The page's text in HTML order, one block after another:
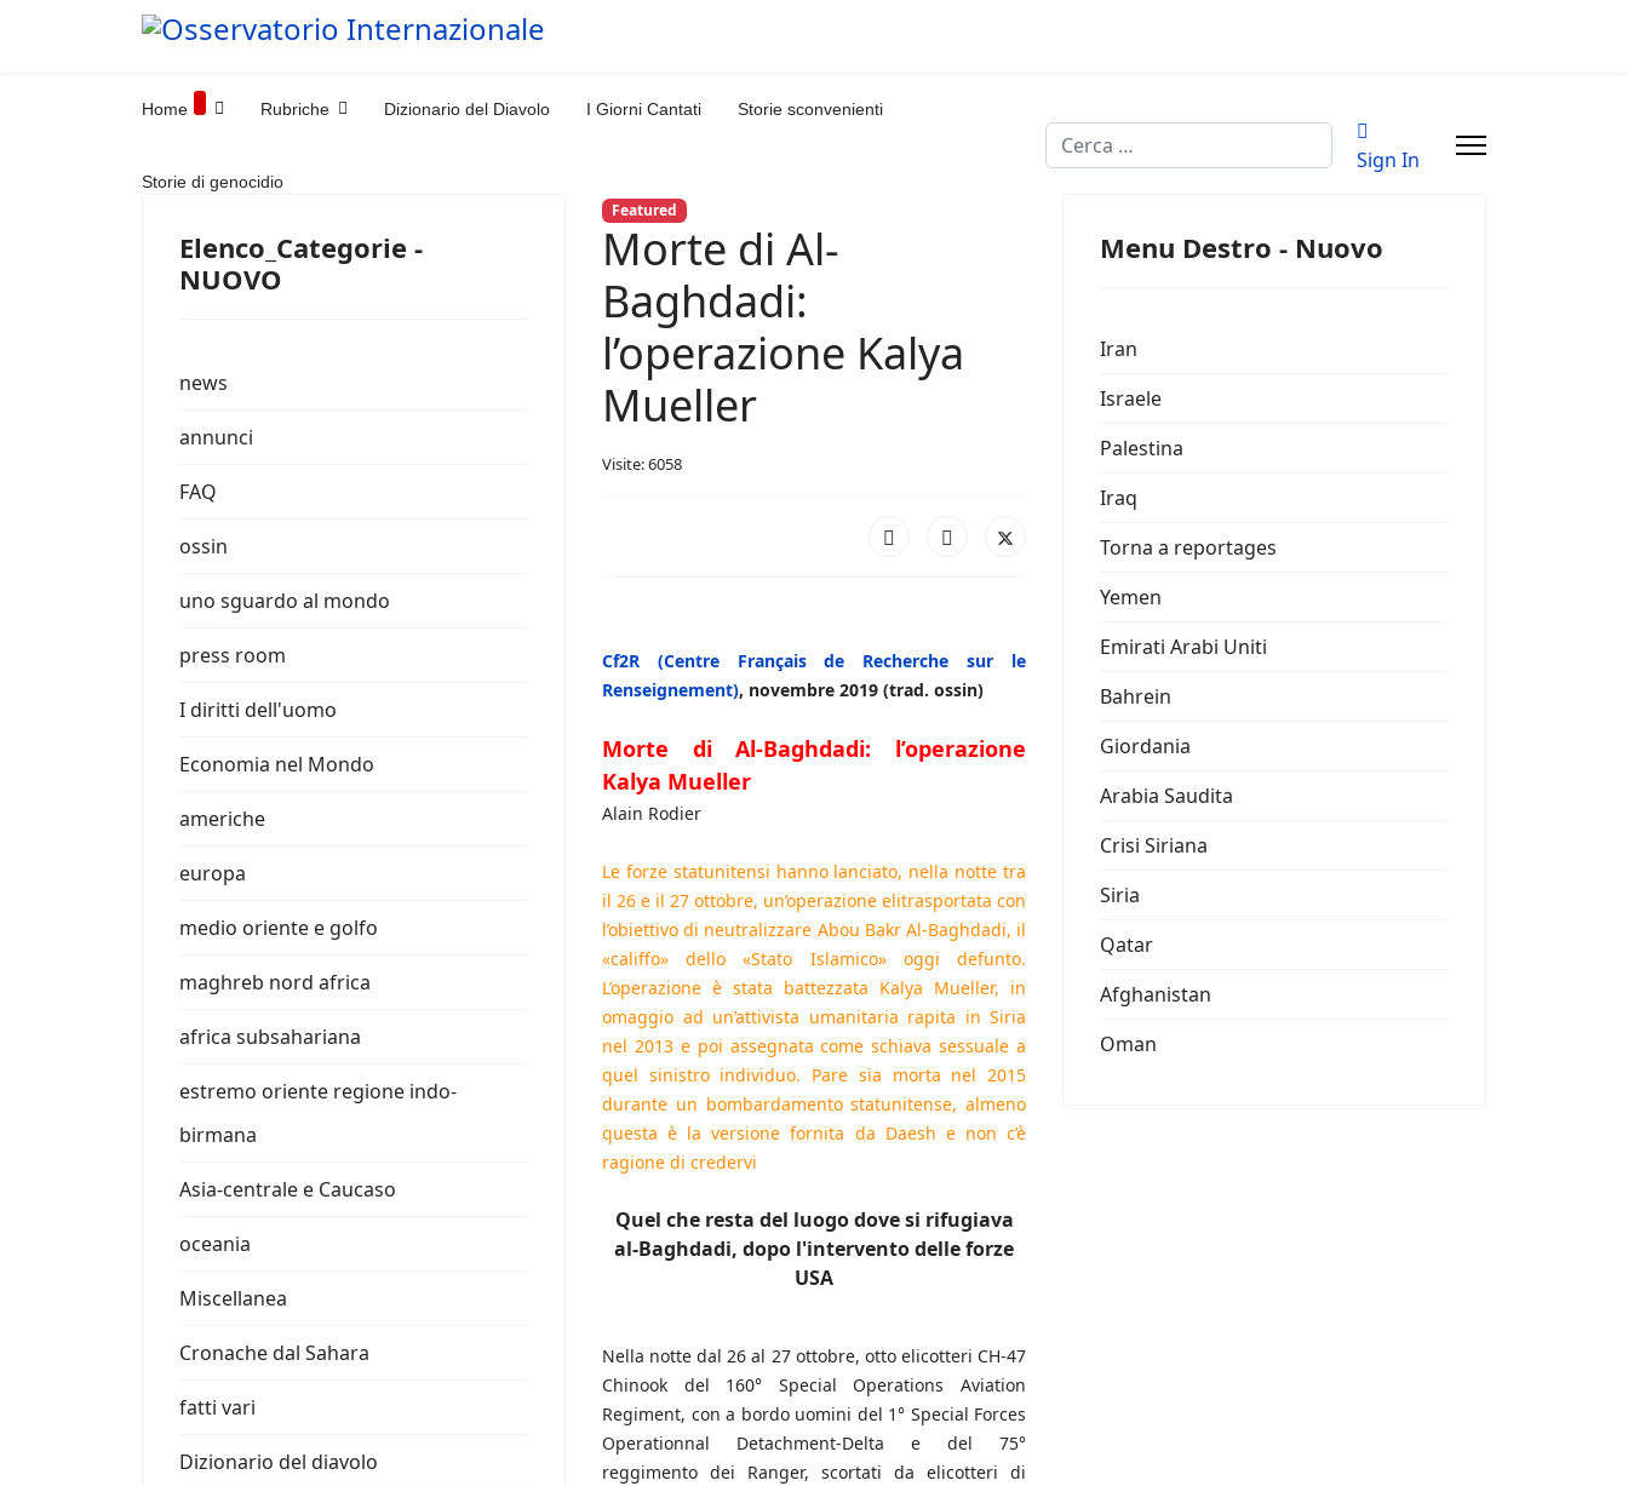
Home Rubriche Dizionario del Diavolo I Giorni Cantati Storie sconvenienti
Storie di genocidio
Cerca
Sign In
Elenco_Categorie -
NUOVO
news
annunci
FAQ
ossin
uno sguardo al mondo
press room
I diritti dell'uomo
Economia nel Mondo
americhe
europa
medio oriente e golfo
maghreb nord africa
africa subsahariana
estremo oriente regione indo-
birmana
Asia-centrale e Caucaso
oceania
Miscellanea
Cronache dal Sahara
fatti vari
Dizionario del diavolo
Featured
Morte di Al-
Baghdadi:
l’operazione Kalya
Mueller
Visite: 6058
Cf2R (Centre Français de Recherche sur le
Renseignement), novembre 2019 (trad. ossin)
Morte di Al-Baghdadi: l’operazione
Kalya Mueller
Alain Rodier
Le forze statunitensi hanno lanciato, nella notte tra
il 26 e il 27 ottobre, un’operazione elitrasportata con
l’obiettivo di neutralizzare Abou Bakr Al-Baghdadi, il
«califfo» dello «Stato Islamico» oggi defunto.
L’operazione è stata battezzata Kalya Mueller, in
omaggio ad un’attivista umanitaria rapita in Siria
nel 2013 e poi assegnata come schiava sessuale a
quel sinistro individuo. Pare sia morta nel 2015
durante un bombardamento statunitense, almeno
questa è la versione fornita da Daesh e non c’è
ragione di credervi
Quel che resta del luogo dove si rifugiava
al-Baghdadi, dopo l'intervento delle forze
USA
Nella notte dal 26 al 27 ottobre, otto elicotteri CH-47
Chinook del 160° Special Operations Aviation
Regiment, con a bordo uomini del 1° Special Forces
Operationnal Detachment-Delta e del 75°
reggimento dei Ranger, scortati da elicotteri di
Menu Destro - Nuovo
Iran
Israele
Palestina
Iraq
Torna a reportages
Yemen
Emirati Arabi Uniti
Bahrein
Giordania
Arabia Saudita
Crisi Siriana
Siria
Qatar
Afghanistan
Oman